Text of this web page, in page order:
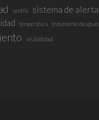
sentilo
sistema de alerta
temperatura tratamiento de aguas
visibilidad